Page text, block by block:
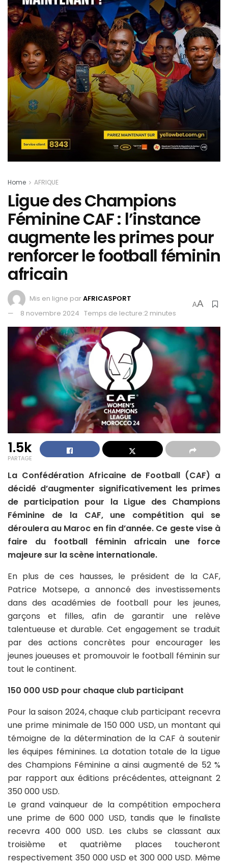
Home AFRIQUE
Ligue des Champions
Féminine CAF : l’instance
augmente les primes pour
renforcer le football féminin
africain
Mis en ligne parAFRICASPORT
8 novembre 2024 Temps de lecture:2 minutes
AA
1.5k
PARTAGE
La Confédération Africaine de Football (CAF) a
décidé d’augmenter significativement les primes
de participation pour la Ligue des Champions
Féminine de la CAF, une compétition qui se
déroulera au Maroc en fin d’année. Ce geste vise à
faire du football féminin africain une force
majeure sur la scène internationale.
En plus de ces hausses, le président de la CAF,
Patrice Motsepe, a annoncé des investissements
dans des académies de football pour les jeunes,
garçons et filles, afin de garantir une relève
talentueuse et durable. Cet engagement se traduit
par des actions concrètes pour encourager les
jeunes joueuses et promouvoir le football féminin sur
tout le continent.
150 000 USD pour chaque club participant
Pour la saison 2024, chaque club participant recevra
une prime minimale de 150 000 USD, un montant qui
témoigne de la détermination de la CAF à soutenir
les équipes féminines. La dotation totale de la Ligue
des Champions Féminine a ainsi augmenté de 52 %
par rapport aux éditions précédentes, atteignant 2
350 000 USD.
Le grand vainqueur de la compétition empochera
une prime de 600 000 USD, tandis que le finaliste
recevra 400 000 USD. Les clubs se classant aux
troisième et quatrième places toucheront
respectivement 350 000 USD et 300 000 USD. Même